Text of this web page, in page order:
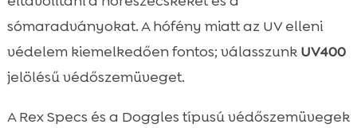
sómaradványokat. A hófény miatt az UV elleni
védelem kiemelkedően fontos; válasszunk UV400
jelölésű védőszemüveget.
A Rex Specs és a Doggles típusú védőszemüvegek